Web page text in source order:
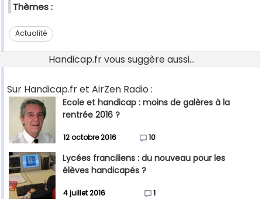
Thèmes :
Actualité
Handicap.fr vous suggère aussi...
Sur Handicap.fr et AirZen Radio :
Ecole et handicap : moins de galères à la
rentrée 2016 ?
12 octobre 2016 10
Lycées franciliens : du nouveau pour les
élèves handicapés ?
4 juillet 2016 1